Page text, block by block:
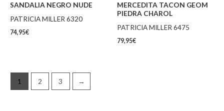
SANDALIA NEGRO NUDE
PATRICIA MILLER 6320
74,95€
MERCEDITA TACON GEOM
PIEDRA CHAROL
PATRICIA MILLER 6475
79,95€
1 2 3 →